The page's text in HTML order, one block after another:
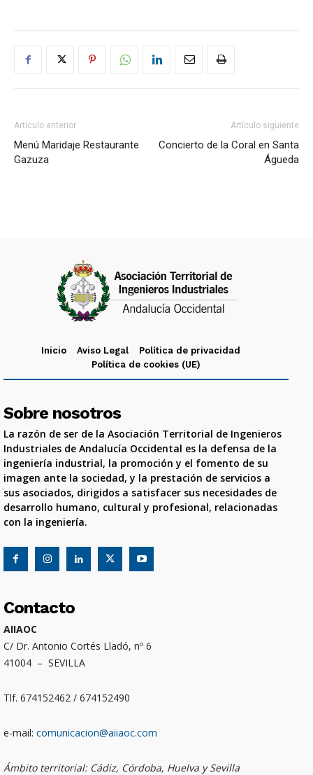
Artículo anterior
Menú Maridaje Restaurante
Gazuza
Artículo siguiente
Concierto de la Coral en Santa
Águeda
Inicio Aviso Legal
Política de privacidad
Política de cookies (UE)
Sobre nosotros
La razón de ser de la Asociación Territorial de Ingenieros
Industriales de Andalucía Occidental es la defensa de la
ingeniería industrial, la promoción y el fomento de su
imagen ante la sociedad, y la prestación de servicios a
sus asociados, dirigidos a satisfacer sus necesidades de
desarrollo humano, cultural y profesional, relacionadas
con la ingeniería.
Contacto
AIIAOC
C/ Dr. Antonio Cortés Lladó, nº 6
41004 – SEVILLA
Tlf. 674152462 / 674152490
e-mail: comunicacion@aiiaoc.com
Ámbito territorial: Cádiz, Córdoba, Huelva y Sevilla